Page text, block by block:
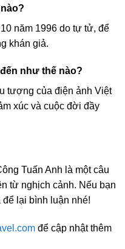
năm 1996 do tự tử, để
khán giả.
như thế nào?
tượng của điện ảnh Việt
xúc và cuộc đời đầy
Tuấn Anh là một câu
từ nghịch cảnh. Nếu bạn
lại bình luận nhé!
để cập nhật thêm